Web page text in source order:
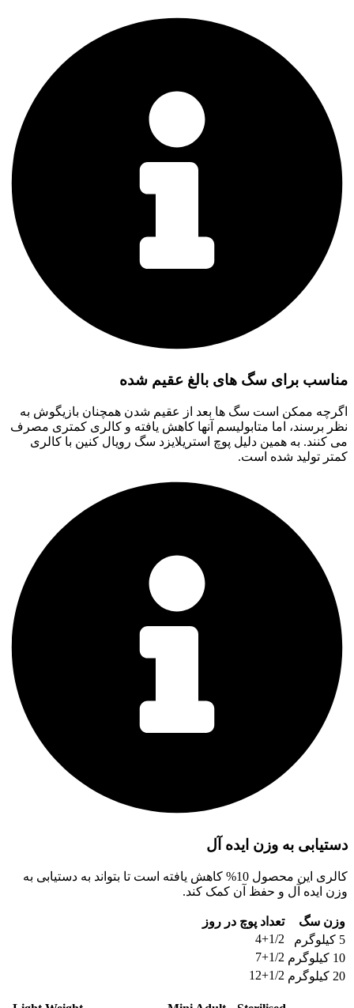
مناسب برای سگ های بالغ عقیم شده
اگرچه ممکن است سگ ها بعد از عقیم شدن همچنان بازیگوش به
نظر برسند، اما متابولیسم آنها کاهش یافته و کالری کمتری مصرف
می کنند. به همین دلیل پوچ استریلایزد سگ رویال کنین با کالری
کمتر تولید شده است.
دستیابی به وزن ایده آل
کالری این محصول 10% کاهش یافته است تا بتواند به دستیابی به
وزن ایده آل و حفظ آن کمک کند.
وزن سگ
تعداد پوچ در روز
5 کیلوگرم
4+1/2
10 کیلوگرم
7+1/2
20 کیلوگرم
12+1/2